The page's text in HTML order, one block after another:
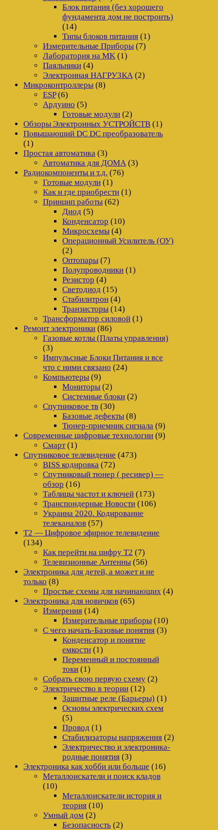
Блок питания (без хорошего
фундамента дом не построить)
(14)
Типы блоков питания (1)
Измерительные Приборы (7)
Лаборатория на MK (1)
Паяльники (4)
Электронная НАГРУЗКА (2)
Микроконтроллеры (8)
ESP(6)
Ардуино (5)
Готовые модули (2)
Обзоры Электронных УСТРОЙСТВ (1)
Повышающий DC DC преобразователь
(1)
Простая автоматика (3)
Автоматика для ДОМА (3)
Радиокомпоненты и т.д. (76)
Готовые модули (1)
Как и где приобрести (1)
Принцип работы (62)
Диод (5)
Конденсатор (10)
Микросхемы (4)
Операционный Усилитель (ОУ)
(2)
Оптопары (7)
Полупроводники (1)
Резистор (4)
Светодиод (15)
Стабилитрон (4)
Транзисторы (14)
Трансформатор силовой (1)
Ремонт электроники (86)
Газовые котлы (Платы управления)
(3)
Импульсные Блоки Питания и все
что с ними связано (24)
Компьютеры (9)
Мониторы (2)
Системные блоки (2)
Спутниковое тв (30)
Базовые дефекты (8)
Тюнер-приемник сигнала (9)
Современные цифровые технологии (9)
Смарт(1)
Спутниковое телевидение (473)
BISS кодировка (72)
Спутниковый тюнер ( ресивер) —
обзор (16)
Таблицы частот и ключей (173)
Транспондерные Новости (106)
Украина 2020. Кодирование
телеканалов (57)
Т2 — Цифровое эфирное телевидение
(134)
Как перейти на цифру Т2 (7)
Телевизионные Антенны (56)
Электроника для детей, а может и не
только (8)
Простые схемы для начинающих (4)
Электроника для новичков (65)
Измерения (14)
Измерительные приборы (10)
С чего начать-Базовые понятия (3)
Конденсатор и понятие
емкости (1)
Переменный и постоянный
токи (1)
Собрать свою первую схему (2)
Электричество в теории (12)
Защитные реле (Барьеры) (1)
Основы электрических схем
(5)
Провод (1)
Стабилизаторы напряжения (2)
Электричество и электроника-
родные понятия (3)
Электроника как хобби или больше (16)
Металлоискатели и поиск кладов
(10)
Металлоискатели история и
теория (10)
Умный дом (2)
Безопасность (2)